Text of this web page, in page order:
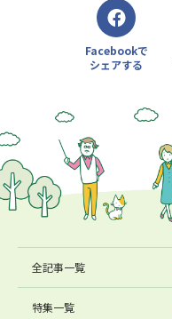
Facebookで
シェアする
全記事一覧
特集一覧